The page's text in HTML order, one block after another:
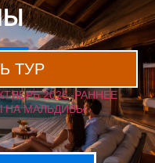
ТУР
2026,РАННЕЕ
НА МАЛЬДИВЫ